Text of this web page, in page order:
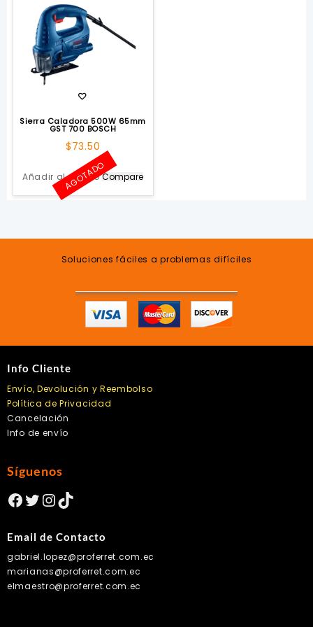
Sierra Caladora 500W 65mm
GST 700 BOSCH
$73.50
Añadir al carrito
AGOTADOCompare
Soluciones fáciles a problemas difíciles
Info Cliente
Envío, Devolución y Reembolso
Política de Privacidad
Cancelación
Info de envío
Síguenos
Facebook
Twitter
Instagram
TikTok
Email de Contacto
gabriel.lopez@proferret.com.ec
marianas@proferret.com.ec
elmaestro@proferret.com.ec